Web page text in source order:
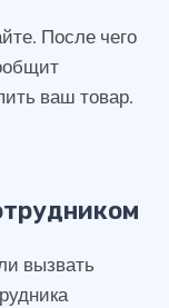
После чего
ваш товар.
вызвать